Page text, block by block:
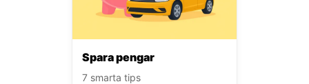
Spara pengar
7 smarta tips